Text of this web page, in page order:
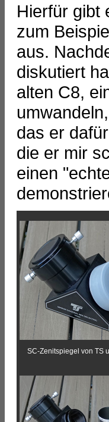
Hierfür gibt
zum
aus.
diskutiert
alten C8,
das er
die er mir
einen
SC-Zenitspiegel von TS